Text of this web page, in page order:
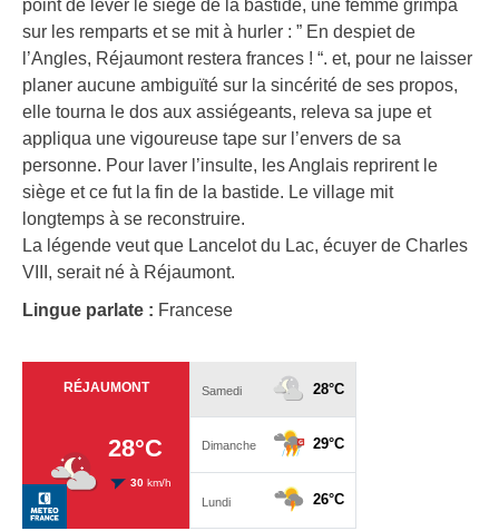
point de lever le siège de la bastide, une femme grimpa
sur les remparts et se mit à hurler : ” En despiet de
l’Angles, Réjaumont restera frances ! “. et, pour ne laisser
planer aucune ambiguïté sur la sincérité de ses propos,
elle tourna le dos aux assiégeants, releva sa jupe et
appliqua une vigoureuse tape sur l’envers de sa
personne. Pour laver l’insulte, les Anglais reprirent le
siège et ce fut la fin de la bastide. Le village mit
longtemps à se reconstruire.
La légende veut que Lancelot du Lac, écuyer de Charles
VIII, serait né à Réjaumont.
Lingue parlate : Francese